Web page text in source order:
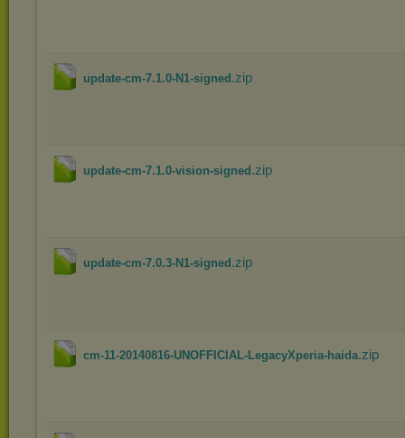
update-cm-7.1.0-N1-signed .zip
update-cm-7.1.0-vision-signed .zip
update-cm-7.0.3-N1-signed .zip
cm-11-20140816-UNOFFICIAL-LegacyXperia-haida.zip